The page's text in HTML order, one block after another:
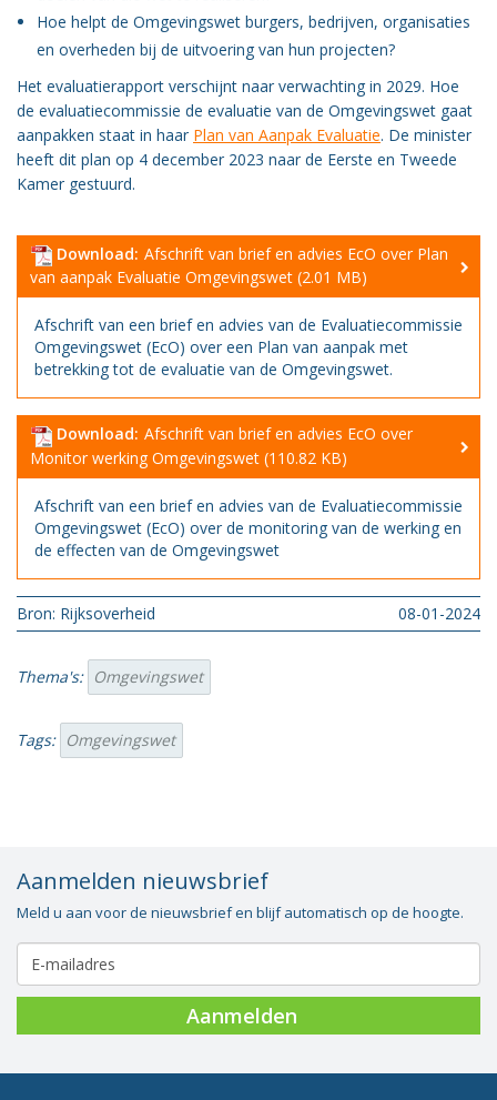
Hoe helpt de Omgevingswet burgers, bedrijven, organisaties
en overheden bij de uitvoering van hun projecten?
Het evaluatierapport verschijnt naar verwachting in 2029. Hoe
de evaluatiecommissie de evaluatie van de Omgevingswet gaat
aanpakken staat in haar Plan van Aanpak Evaluatie. De minister
heeft dit plan op 4 december 2023 naar de Eerste en Tweede
Kamer gestuurd.
Download: Afschrift van brief en advies EcO over Plan
van aanpak Evaluatie Omgevingswet (2.01 MB)
Afschrift van een brief en advies van de Evaluatiecommissie
Omgevingswet (EcO) over een Plan van aanpak met
betrekking tot de evaluatie van de Omgevingswet.
Download: Afschrift van brief en advies EcO over
Monitor werking Omgevingswet (110.82 KB)
Afschrift van een brief en advies van de Evaluatiecommissie
Omgevingswet (EcO) over de monitoring van de werking en
de effecten van de Omgevingswet
Bron: Rijksoverheid 08-01-2024
Thema's: Omgevingswet
Tags: Omgevingswet
Aanmelden nieuwsbrief
Meld u aan voor de nieuwsbrief en blijf automatisch op de hoogte.
Aanmelden